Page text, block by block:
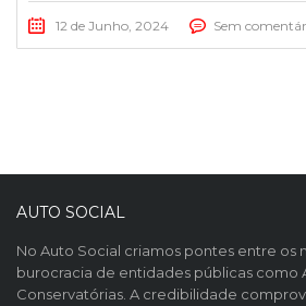
12 de Junho, 2024 Sem
AUTO SOCIAL
No Auto Social criamos pontes entre os
burocracia de entidades públicas como
Conservatórias. A credibilidade